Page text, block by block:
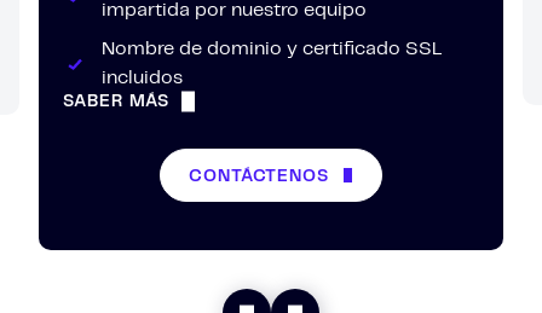
impartida por nuestro equipo
Nombre de dominio y certificado SSL
incluidos
SABER MÁS
CONTÁCTENOS